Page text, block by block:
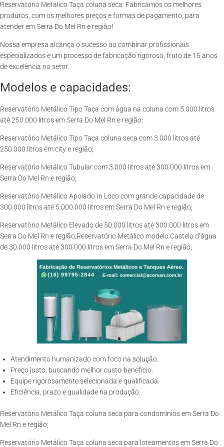
Reservatório Metálico Taça coluna seca: Fabricamos os melhores
produtos, com os melhores preços e formas de pagamento, para
atender em Serra Do Mel Rn e região!
Nossa empresa alcança o sucesso ao combinar profissionais
especializados e um processo de fabricação rigoroso, fruto de 15 anos
de excelência no setor.
Modelos e capacidades:
Reservatório Metálico Tipo Taça com água na coluna com 5.000 litros
até 250.000 litros em Serra Do Mel Rn e região;
Reservatório Metálico Tipo Taça coluna seca com 3.000 litros até
250.000 litros em city e região;
Reservatório Metálico Tubular com 3.000 litros até 300.000 litros em
Serra Do Mel Rn e região;
Reservatório Metálico Apoiado In Loco com grande capacidade de
300.000 litros até 5.000.000 litros em Serra Do Mel Rn e região;
Reservatório Metálico Elevado de 50.000 litros até 300.000 litros em
Serra Do Mel Rn e região;Reservatório Metálico modelo Castelo d’água
de 30.000 litros até 300.000 litros em Serra Do Mel Rn e região;
Atendimento humanizado com foco na solução.
Preço justo, buscando melhor custo-benefício.
Equipe rigorosamente selecionada e qualificada.
Eficiência, prazo e qualidade na produção.
Reservatório Metálico Taça coluna seca para condomínios em Serra Do
Mel Rn e região;
Reservatório Metálico Taça coluna seca para loteamentos em Serra Do